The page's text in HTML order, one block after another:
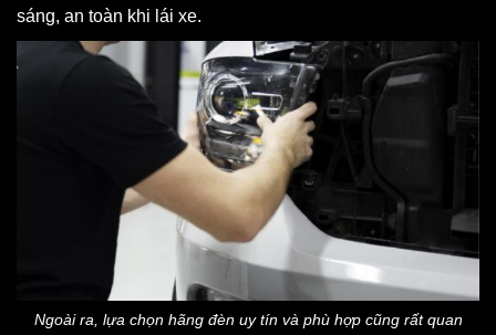
sáng, an toàn khi lái xe.
Ngoài ra, lựa chọn hãng đèn uy tín và phù hợp cũng rất quan